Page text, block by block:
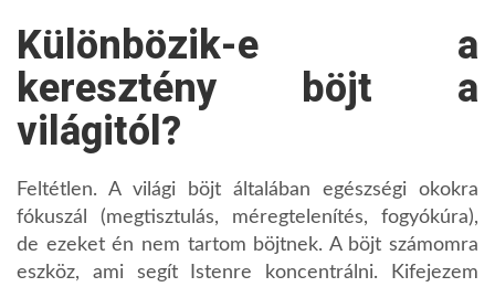
Különbözik-e a
keresztény böjt a
világitól?
Feltétlen. A világi böjt általában egészségi okokra
fókuszál (megtisztulás, méregtelenítés, fogyókúra),
de ezeket én nem tartom böjtnek. A böjt számomra
eszköz, ami segít Istenre koncentrálni. Kifejezem